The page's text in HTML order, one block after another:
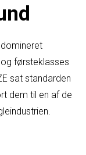
førsteklasses
sat standarden
dem til en af de